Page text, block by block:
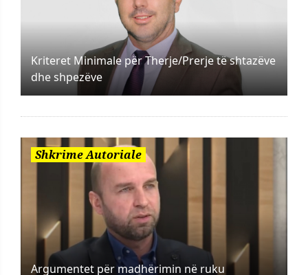
Kriteret Minimale për Therje/Prerje të shtazëve
dhe shpezëve
Shkrime Autoriale
Argumentet për madhërimin në ruku